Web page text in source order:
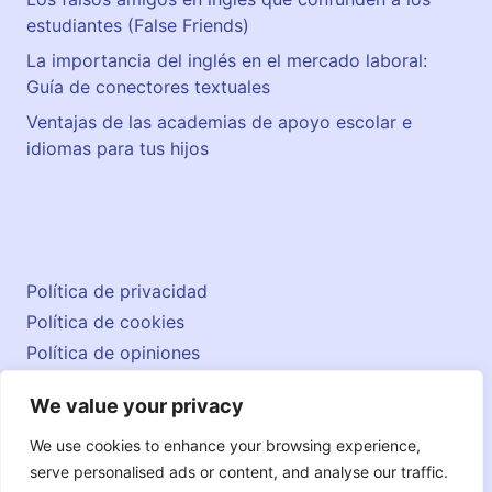
We value your privacy
We use cookies to enhance your browsing experience,
serve personalised ads or content, and analyse our traffic.
estudiantes (False Friends)
La importancia del inglés en el mercado laboral:
Guía de conectores textuales
Ventajas de las academias de apoyo escolar e
idiomas para tus hijos
© 2026 englishatlas.es
Política de privacidad
Política de cookies
Política de opiniones
Contacto